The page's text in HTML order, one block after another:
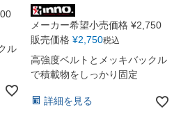
ル
メーカー希望小売価格 ¥2,750
販売価格 ¥2,750税込
高強度ベルトとメッキバックル
で積載物をしっかり固定
詳細を見る